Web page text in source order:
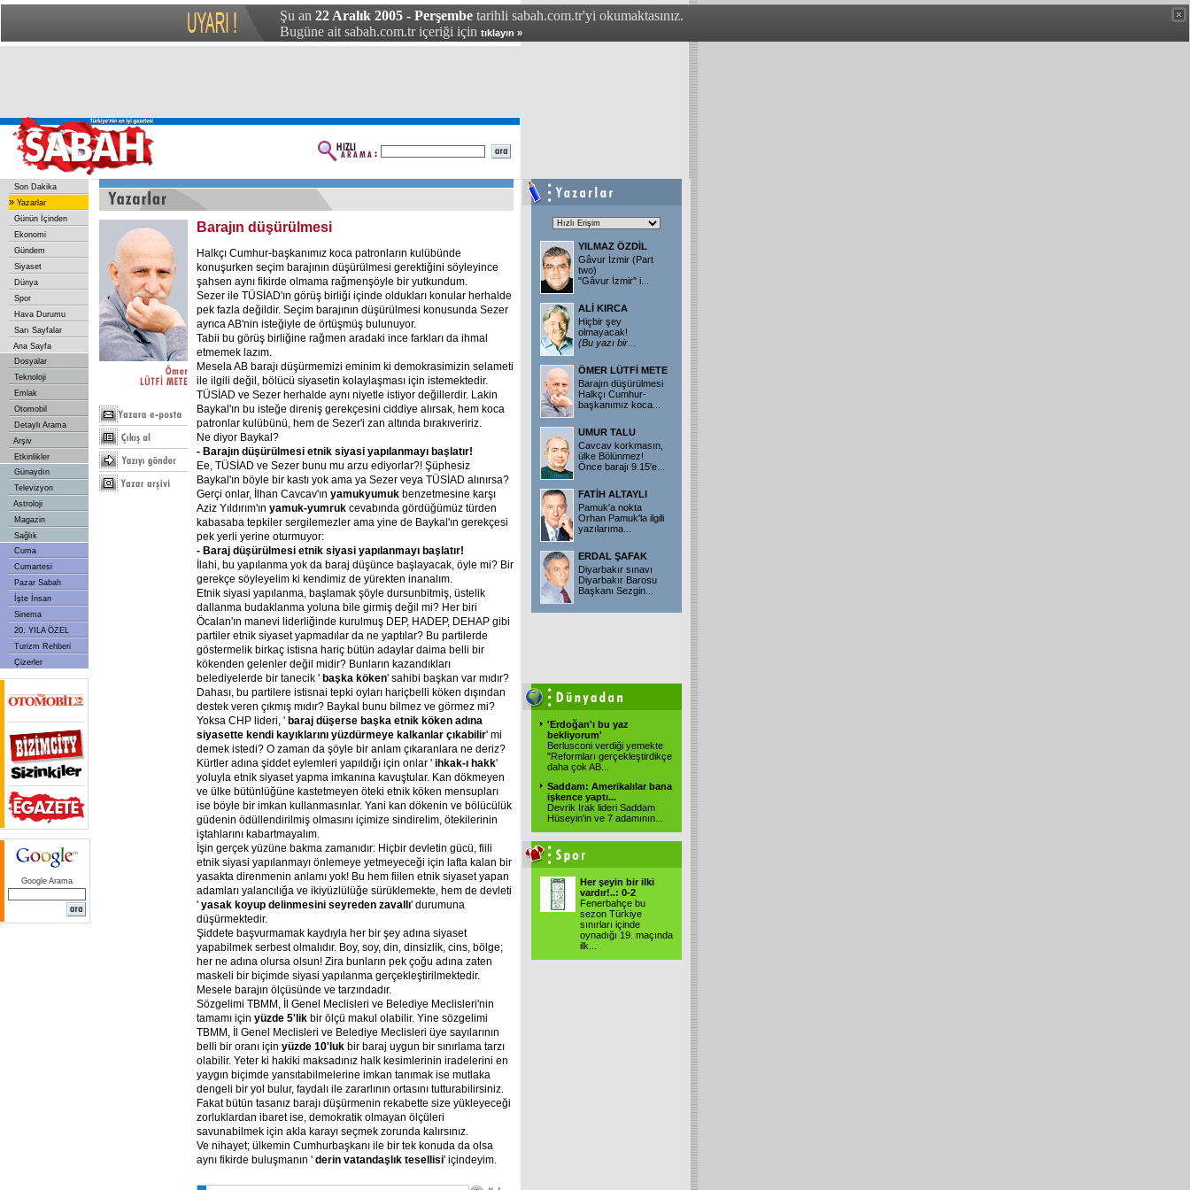
Şu an 22 Aralık 2005 - Perşembe tarihli sabah.com.tr'yi okumaktasınız.
Bugüne ait sabah.com.tr içeriği için tıklayın »
Son Dakika
» Yazarlar
Günün İçinden
Ekonomi
Gündem
Siyaset
Dünya
Spor
Hava Durumu
Sarı Sayfalar
Ana Sayfa
Dosyalar
Teknoloji
Emlak
Otomobil
Detaylı Arama
Arşiv
Etkinlikler
Günaydın
Televizyon
Astroloji
Magazin
Sağlık
Cuma
Cumartesi
Pazar Sabah
İşte İnsan
Sinema
20. YILA ÖZEL
Turizm Rehberi
Çizerler
Google Arama
Barajın düşürülmesi
Halkçı Cumhur-başkanımız koca patronların kulübünde
konuşurken seçim barajının düşürülmesi gerektiğini söyleyince
şahsen aynı fikirde olmama rağmenşöyle bir yutkundum.
Sezer ile TÜSİAD'ın görüş birliği içinde oldukları konular herhalde
pek fazla değildir. Seçim barajının düşürülmesi konusunda Sezer
ayrıca AB'nin isteğiyle de örtüşmüş bulunuyor.
Tabii bu görüş birliğine rağmen aradaki ince farkları da ihmal
etmemek lazım.
Mesela AB barajı düşürmemizi eminim ki demokrasimizin selameti
ile ilgili değil, bölücü siyasetin kolaylaşması için istemektedir.
TÜSİAD ve Sezer herhalde aynı niyetle istiyor değillerdir. Lakin
Baykal'ın bu isteğe direniş gerekçesini ciddiye alırsak, hem koca
patronlar kulübünü, hem de Sezer'i zan altında bırakıveririz.
Ne diyor Baykal?
- Barajın düşürülmesi etnik siyasi yapılanmayı başlatır!
Ee, TÜSİAD ve Sezer bunu mu arzu ediyorlar?! Şüphesiz
Baykal'ın böyle bir kastı yok ama ya Sezer veya TÜSİAD alınırsa?
Gerçi onlar, İlhan Cavcav'ın yamukyumuk benzetmesine karşı
Aziz Yıldırım'ın yamuk-yumruk cevabında gördüğümüz türden
kabasaba tepkiler sergilemezler ama yine de Baykal'ın gerekçesi
pek yerli yerine oturmuyor:
- Baraj düşürülmesi etnik siyasi yapılanmayı başlatır!
İlahi, bu yapılanma yok da baraj düşünce başlayacak, öyle mi? Bir
gerekçe söyleyelim ki kendimiz de yürekten inanalım.
Etnik siyasi yapılanma, başlamak şöyle dursunbitmiş, üstelik
dallanma budaklanma yoluna bile girmiş değil mi? Her biri
Öcalan'ın manevi liderliğinde kurulmuş DEP, HADEP, DEHAP gibi
partiler etnik siyaset yapmadılar da ne yaptılar? Bu partilerde
göstermelik birkaç istisna hariç bütün adaylar daima belli bir
kökenden gelenler değil midir? Bunların kazandıkları
belediyelerde bir tanecik ' başka köken' sahibi başkan var mıdır?
Dahası, bu partilere istisnai tepki oyları hariçbelli köken dışından
destek veren çıkmış mıdır? Baykal bunu bilmez ve görmez mi?
Yoksa CHP lideri, ' baraj düşerse başka etnik köken adına
siyasette kendi kayıklarını yüzdürmeye kalkanlar çıkabilir' mi
demek istedi? O zaman da şöyle bir anlam çıkaranlara ne deriz?
Kürtler adına şiddet eylemleri yapıldığı için onlar ' ihkak-ı hakk'
yoluyla etnik siyaset yapma imkanına kavuştular. Kan dökmeyen
ve ülke bütünlüğüne kastetmeyen öteki etnik köken mensupları
ise böyle bir imkan kullanmasınlar. Yani kan dökenin ve bölücülük
güdenin ödüllendirilmiş olmasını içimize sindirelim, ötekilerinin
iştahlarını kabartmayalım.
İşin gerçek yüzüne bakma zamanıdır: Hiçbir devletin gücü, fiili
etnik siyasi yapılanmayı önlemeye yetmeyeceği için lafta kalan bir
yasakta direnmenin anlamı yok! Bu hem fiilen etnik siyaset yapan
adamları yalancılığa ve ikiyüzlülüğe sürüklemekte, hem de devleti
' yasak koyup delinmesini seyreden zavallı' durumuna
düşürmektedir.
Şiddete başvurmamak kaydıyla her bir şey adına siyaset
yapabilmek serbest olmalıdır. Boy, soy, din, dinsizlik, cins, bölge;
her ne adına olursa olsun! Zira bunların pek çoğu adına zaten
maskeli bir biçimde siyasi yapılanma gerçekleştirilmektedir.
Mesele barajın ölçüsünde ve tarzındadır.
Sözgelimi TBMM, İl Genel Meclisleri ve Belediye Meclisleri'nin
tamamı için yüzde 5'lik bir ölçü makul olabilir. Yine sözgelimi
TBMM, İl Genel Meclisleri ve Belediye Meclisleri üye sayılarının
belli bir oranı için yüzde 10'luk bir baraj uygun bir sınırlama tarzı
olabilir. Yeter ki hakiki maksadınız halk kesimlerinin iradelerini en
yaygın biçimde yansıtabilmelerine imkan tanımak ise mutlaka
dengeli bir yol bulur, faydalı ile zararlının ortasını tutturabilirsiniz.
Fakat bütün tasanız barajı düşürmenin rekabette size yükleyeceği
zorluklardan ibaret ise, demokratik olmayan ölçüleri
savunabilmek için akla karayı seçmek zorunda kalırsınız.
Ve nihayet; ülkemin Cumhurbaşkanı ile bir tek konuda da olsa
aynı fikirde buluşmanın ' derin vatandaşlık tesellisi' içindeyim.
YILMAZ ÖZDİL
Gâvur İzmir (Part
two)
"Gâvur İzmir" i...
ALİ KIRCA
Hiçbir şey
olmayacak!
(Bu yazı bir
ÖMER LÜTFİ METE
Barajın düşürülmesi
Halkçı Cumhur-
başkanımız koca...
UMUR TALU
Cavcav korkmasın,
ülke Bölünmez!
Önce barajı 9.15'e...
FATİH ALTAYLI
Pamuk'a nokta
Orhan Pamuk'la ilgili
yazılarıma...
ERDAL ŞAFAK
Diyarbakır sınavı
Diyarbakır Barosu
Başkanı Sezgin...
'Erdoğan'ı bu yaz
bekliyorum'
Berlusconi verdiği yemekte
"Reformları gerçekleştirdikçe
daha çok AB...
Saddam: Amerikalılar bana
işkence yaptı...
Devrik Irak lideri Saddam
Hüseyin'in ve 7 adamının...
Her şeyin bir ilki
vardır!..: 0-2
Fenerbahçe bu
sezon Türkiye
sınırları içinde
oynadığı 19. maçında
ilk...